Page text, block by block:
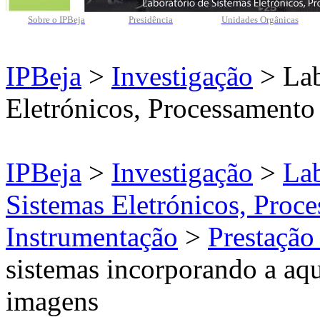
Sobre o IPBeja Presidência Unidades Orgânicas
IPBeja > Investigação >
Eletrónicos,
IPBeja > Investigação >
Sistemas Eletrónicos,
Instrumentação >
sistemas incorporando a
imagens